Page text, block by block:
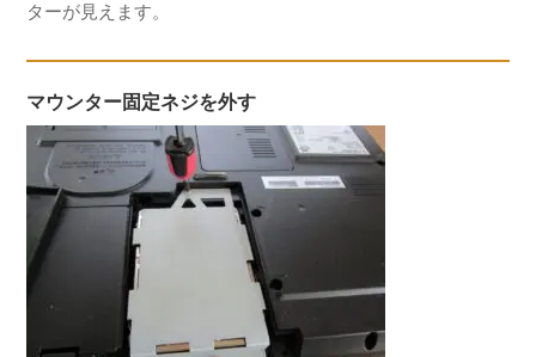
ターが見えます。
マウンター固定ネジを外す